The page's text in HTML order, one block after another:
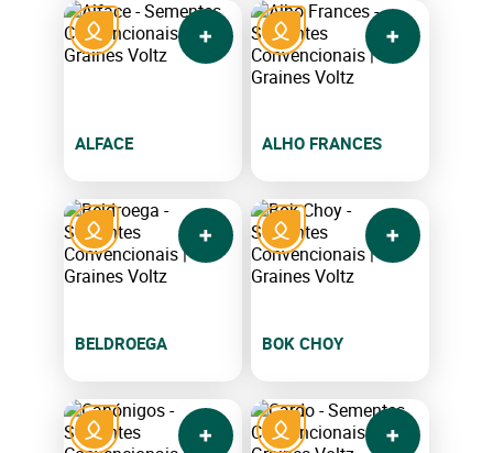
ALFACE ALHO FRANCES
BELDROEGA BOK CHOY